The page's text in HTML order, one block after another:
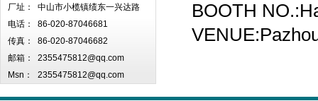
厂址：
中山市小榄镇绩东一兴达路
电话：
86-020-87046681
传真：
86-020-87046682
邮箱：
2355475812@qq.com
Msn：
2355475812@qq.com
BOOTH